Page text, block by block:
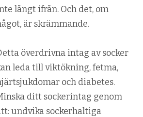
långt ifrån. Och det, om
är skrämmande.
överdrivna intag av socker
leda till viktökning, fetma,
och diabetes.
ditt sockerintag genom
undvika sockerhaltiga